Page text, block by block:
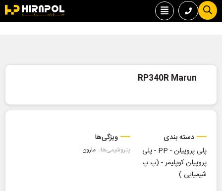
RP340R Marun
دسته بندی
پلی پروپیلن - PP
-پلی
پروپیلن کوپلیمر - (پ پ
شیمیایی )
ویژگی‌ها
پتروشیمی‌ها: مارون